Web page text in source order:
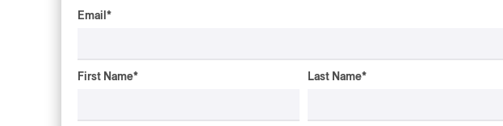
Email *
First Name* Last Name*